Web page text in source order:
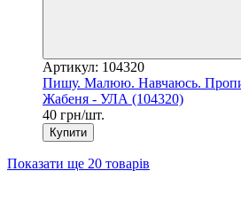
Артикул: 104320
Пишу. Малюю. Навчаюсь.
Жабеня - УЛА (104320)
40 грн/шт.
Купити
Показати ще 20 товарів